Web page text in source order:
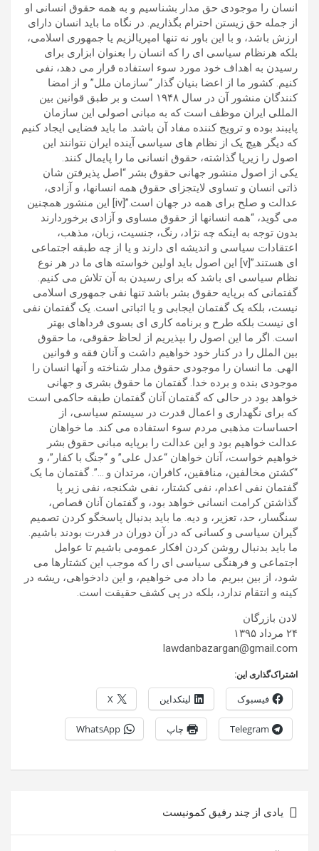
انسان را موجودی حق مدار بشناسیم و به همه حقوق انسانی او
از جمله حق زیستن احترام بگذاریم. در نگاه ما باید انسان دارای
ارزش باشد، و با این باور نه تنها امپریالزیم یا جمهوری اسلامی،
بلکه هرنظام سیاسی ای را که انسان را بعنوان ابزاری برای
رسیدن به اهداف خود مورد سوء استفاده قرار می دهد، نفی
کنیم. کشور ما از اعضا بنیان گذار “سازمان ملل” و از امضا
کنندگان منشور آن در سال ۱۹۴۸ است و بر طبق قوانین بین
المللی ایران موظف است که به مبانی اصولی این سازمان
پایبند بوده و ترویج کننده مفاد آن باشد. ما باید فضایی ایجاد کنیم
که دیگر هیچ یک از نظام های سیاسی آینده ایران نتوانند این
اصول را زیرپا گذاشته، حقوق انسانی ما را پایمال کنند.
یکی از اصول منشور جهانی حقوق بشر “اصل پذیرفتن شان
ذاتی انسان و تساوی لایتجزای حقوق همه انسانها، و آزادی،
عدالت و صلح برای همه در جهان است.”[iv] این منشور همچنین
می گوید، “همه انسانها از حقوق مساوی و آزادی برخوردارند
بدون توجه به اینکه چه نژاد، رنگ، جنسیت، زبان، مذهب،
اعتقادات سیاسی و اندیشه ای دارند و یا از چه طبقه اجتماعی
ای هستند.”[v] این اصول باید اولین خواسته های ما در هر نوع
نظام سیاسی ای باشد که برای رسیدن به آن تلاش می کنیم.
گفتمانی که برپایه حقوق بشر باشد تنها نفی جمهوری اسلامی
نیست، بلکه یک گفتمان ایجابی و یا اثباتی است. یک گفتمان نفی
ای نیست بلکه طرح و برنامه کاری ای بسوی فرداهای بهتر
است. اگر ما این اصول را بپذیریم از لحاظ حقوقی، ما حقوق
بین الملل را در کنار خود خواهیم داشت و آنان فقه و قوانین
الهی. ما انسان را موجودی حقوق مدار شناخته و آنها انسان را
موجودی بنده و برده خدا. گفتمان ما حقوق بشری و جهانی
خواهد بود در حالی که گفتمان آنان گفتمان طبقه حاکمی است
که برای نگهداری و اعمال قدرت در سیستم سیاسی، از
احساسات مذهبی مردم سوء استفاده می کند. ما خواهان
عدالت خواهیم بود و این عدالت را برپایه مبانی حقوق بشر
خواهیم خواست، آنان خواهان “عدل علی” و “جنگ با کفار”، و
“کشتن مخالفین، منافقین، کافران، مرتدان و …”. گفتمان ما یک
گفتمان نفی اعدام، نفی کشتار، نفی شکنجه، نفی زیر پا
گذاشتن کرامت انسانی خواهد بود، و گفتمان آنان قصاص،
سنگسار، حد، تعزیر، و دیه. ما باید بدنبال پاسخگو کردن تصمیم
گیران سیاسی و کسانی که در آن دوران در قدرت بودند باشیم.
ما باید بدنبال روشن کردن افکار عمومی باشیم تا عوامل
اجتماعی و فرهنگی سیاسی ای را که موجب این کشتارها می
شود، از بین ببریم. ما داد می خواهیم، و این دادخواهی، ریشه در
کینه و انتقام ندارد، بلکه در پی کشف حقیقت است.
لادن بازرگان
۲۴ مرداد ۱۳۹۵
lawdanbazargan@gmail.com
اشتراک‌گذاری این:
فیسبوک لینکداین X
Telegram چاپ WhatsApp
نوشته
یادی از چند رفیق کمونیست